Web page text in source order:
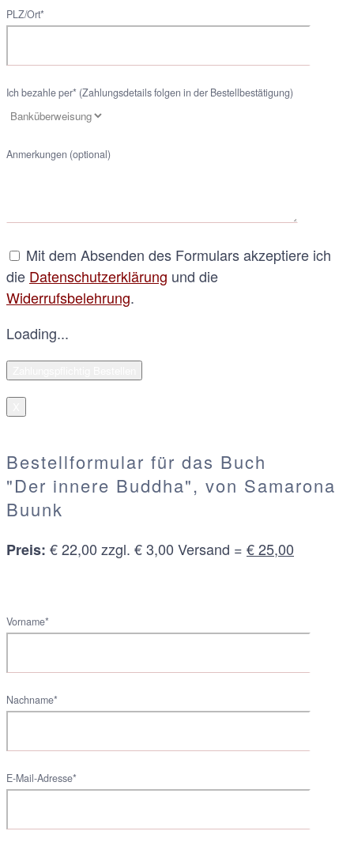
PLZ/Ort*
Ich bezahle per* (Zahlungsdetails folgen in der Bestellbestätigung)
Anmerkungen (optional)
Mit dem Absenden des Formulars akzeptiere ich
die Datenschutzerklärung und die
Widerrufsbelehrung.
Loading...
Bestellformular für das Buch
"Der innere Buddha", von Samarona
Buunk
Preis: € 22,00 zzgl. € 3,00 Versand = € 25,00
Vorname*
Nachname*
E-Mail-Adresse*